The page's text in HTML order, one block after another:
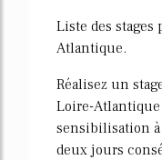
Liste des
Atlantique.
Réalisez un
Loire-Atlantique
sensibilisation
deux jours